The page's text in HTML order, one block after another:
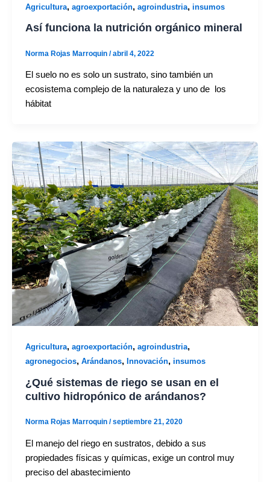
Agricultura, agroexportación, agroindustria, insumos
Así funciona la nutrición orgánico mineral
Norma Rojas Marroquin /abril 4, 2022
El suelo no es solo un sustrato, sino también un
ecosistema complejo de la naturaleza y uno de los
hábitat
Agricultura, agroexportación, agroindustria,
agronegocios, Arándanos, Innovación, insumos
¿Qué sistemas de riego se usan en el
cultivo hidropónico de arándanos?
Norma Rojas Marroquin /septiembre 21, 2020
El manejo del riego en sustratos, debido a sus
propiedades físicas y químicas, exige un control muy
preciso del abastecimiento